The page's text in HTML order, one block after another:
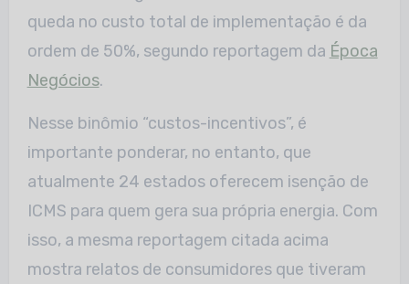
queda no custo total de implementação é da
ordem de 50%, segundo reportagem da Época
Negócios.
Nesse binômio “custos-incentivos”, é
importante ponderar, no entanto, que
atualmente 24 estados oferecem isenção de
ICMS para quem gera sua própria energia. Com
isso, a mesma reportagem citada acima
mostra relatos de consumidores que tiveram